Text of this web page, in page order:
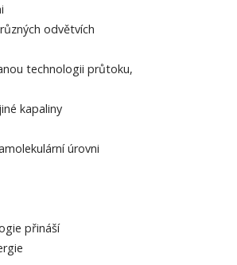
odvětvích
technologii průtoku,
kapaliny
úrovni
přináší